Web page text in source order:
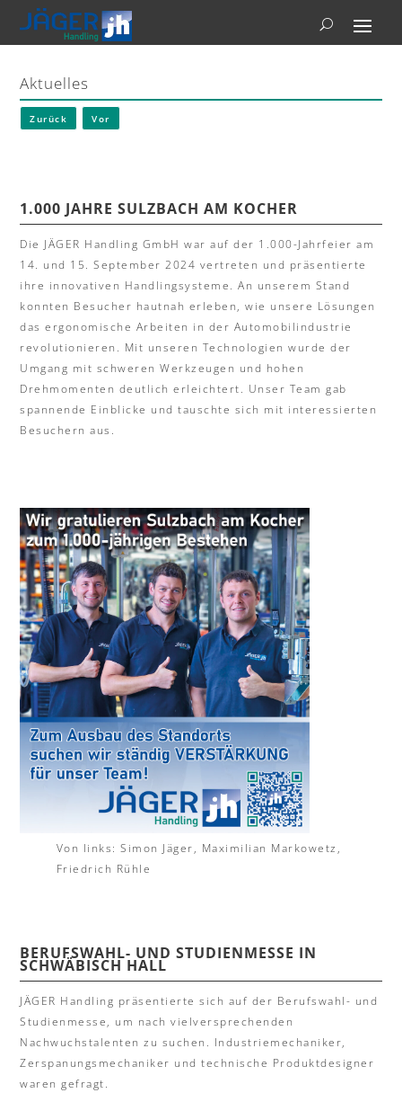
Aktuelles
Zurück Vor
1.000 JAHRE SULZBACH AM KOCHER
Die JÄGER Handling GmbH war auf der 1.000-Jahrfeier am
14. und 15. September 2024 vertreten und präsentierte
ihre innovativen Handlingsysteme. An unserem Stand
konnten Besucher hautnah erleben, wie unsere Lösungen
das ergonomische Arbeiten in der Automobilindustrie
revolutionieren. Mit unseren Technologien wurde der
Umgang mit schweren Werkzeugen und hohen
Drehmomenten deutlich erleichtert. Unser Team gab
spannende Einblicke und tauschte sich mit interessierten
Besuchern aus.
Von links: Simon Jäger, Maximilian Markowetz,
Friedrich Rühle
BERUFSWAHL- UND STUDIENMESSE IN
SCHWÄBISCH HALL
JÄGER Handling präsentierte sich auf der Berufswahl- und
Studienmesse, um nach vielversprechenden
Nachwuchstalenten zu suchen. Industriemechaniker,
Zerspanungsmechaniker und technische Produktdesigner
waren gefragt.